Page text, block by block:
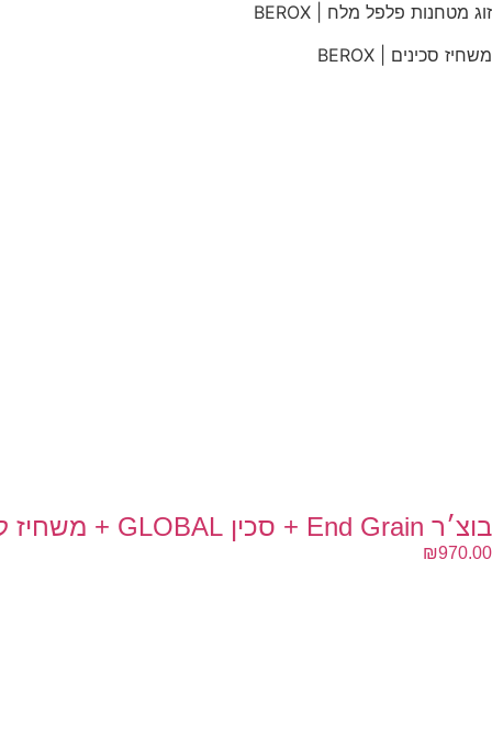
זוג מטחנות פלפל מלח | BEROX
משחיז סכינים | BEROX
בוצ׳ר End Grain + סכין GLOBAL + משחיז קרמי
₪970.00